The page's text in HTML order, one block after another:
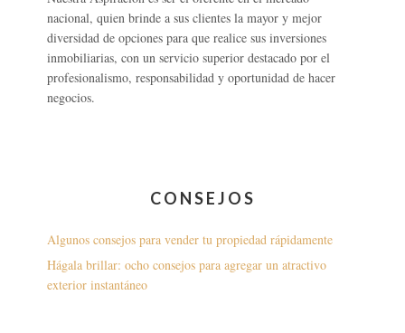
nacional, quien brinde a sus clientes la mayor y mejor
diversidad de opciones para que realice sus inversiones
inmobiliarias, con un servicio superior destacado por el
profesionalismo, responsabilidad y oportunidad de hacer
negocios.
CONSEJOS
Algunos consejos para vender tu propiedad rápidamente
Hágala brillar: ocho consejos para agregar un atractivo
exterior instantáneo